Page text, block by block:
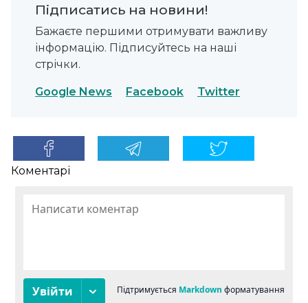
Підписатись на новини!
Бажаєте першими отримувати важливу
інформацію. Підписуйтесь на наші
стрічки.
Google News Facebook Twitter
Коментарі